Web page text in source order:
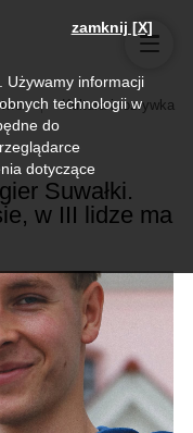
Kultura i rozrywka
Suwałki.
w III lidze ma
zamknij [X]
Używamy informacji
technologii w
do
dotyczące